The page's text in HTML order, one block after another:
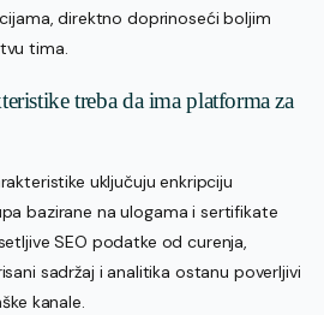
direktno doprinoseći boljim
tima.
treba da ima platforma za
uključuju enkripciju
bazirane na ulogama i sertifikate
SEO podatke od curenja,
sadržaj i analitika ostanu poverljivi
kanale.